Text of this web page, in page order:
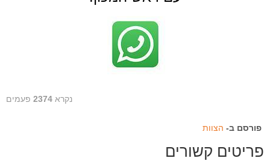
נקרא 2374 פעמים
פורסם ב- הצוות
פריטים קשורים